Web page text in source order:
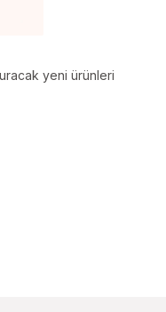
yeni ürünleri